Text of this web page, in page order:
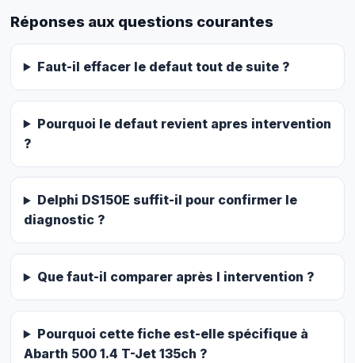
Réponses aux questions courantes
Faut-il effacer le defaut tout de suite ?
Pourquoi le defaut revient apres intervention
?
Delphi DS150E suffit-il pour confirmer le
diagnostic ?
Que faut-il comparer après l intervention ?
Pourquoi cette fiche est-elle spécifique à
Abarth 500 1.4 T-Jet 135ch ?